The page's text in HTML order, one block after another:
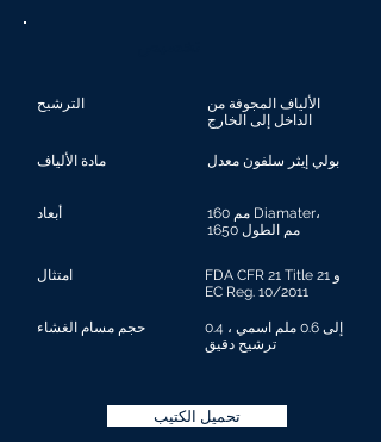
الترشيح
الألياف المجوفة من
الداخل إلى الخارج
مادة الألياف بولي إيثر سلفون معدل
أبعاد
160 مم Diamater،
1650 مم الطول
امتثال
FDA CFR 21 Title 21 و
EC Reg. 10/2011
حجم مسام الغشاء
0.4 إلى 0.6 ملم اسمي ،
ترشيح دقيق
تحميل الكتيب